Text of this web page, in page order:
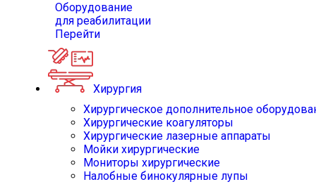
Оборудование
для реабилитации
Перейти
Хирургия
Хирургическое дополнительное
Хирургические коагуляторы
Хирургические лазерные аппараты
Мойки хирургические
Мониторы хирургические
Налобные бинокулярные лупы